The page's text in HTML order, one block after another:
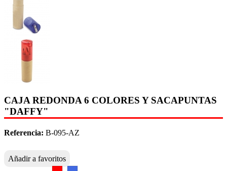
CAJA REDONDA 6 COLORES Y SACAPUNTAS
"DAFFY"
Referencia: B-095-AZ
Añadir a favoritos